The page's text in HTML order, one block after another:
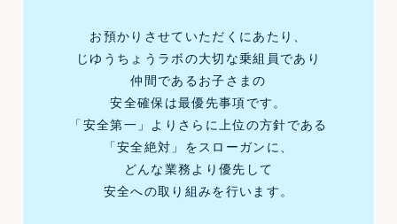
お預かりさせていただくにあたり、
じゆうちょうラボの大切な乗組員であり
仲間であるお子さまの
安全確保は最優先事項です。
「安全第一」よりさらに 上位の方針である
「安全絶対」をスローガンに、
どんな業務より優先して
安全への取り組みを行います。